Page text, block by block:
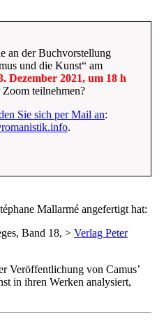
an der Buchvorstellung
und die Kunst“ am
Dezember 2021, um 18 h
Zoom teilnehmen?
Sie sich per Mail an:
.
Mallarmé angefertigt hat:
Band 18, > Verlag Peter
Veröffentlichung von Camusʼ
in ihren Werken analysiert,